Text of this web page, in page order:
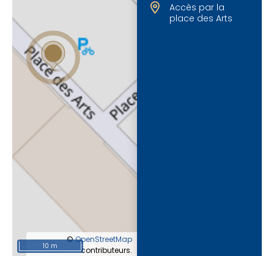
©OpenStreetMap
contributeurs.
10 m
Accès par la
place des Arts